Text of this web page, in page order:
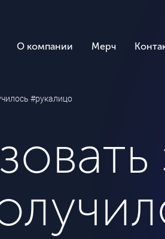
О компании Мерч
#рукалицо